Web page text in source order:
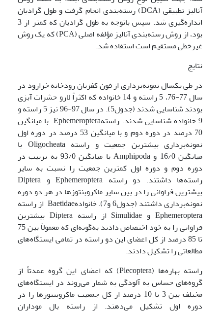
آنالیز تطبیقی (DCA) رسته‌بندی انجام گرفت و طول گرادیان
اندازه‌گیری شد. سپس باتوجه به طول گرادیان که کمتر از 3
بود، از روش رسته‌بندی آنالیز مؤلفه اصلی (PCA) که یک روش
غیرخطی مستقیم است استفاده شد.
نتایج
در طی یکسال نمونه‌برداری از فون کفزیان رودخانه خرارود در
سال 77-76، 5 راسته و 14 خانواده که اکثراً لارو حشرات آبزی
بودند شناسایی شدند (جدول5). در سال 97-96 نیز 5 راسته و
9 خانواده شناسایی شدند. راستهEphemeroptera با میانگین
70 درصد در دوره دوم و با میانگین 53 درصد در دوره اول
نمونه‌برداری بیشترین جمعیت و راسته Oligocheata با
میانگین 16/0 و Amphipoda با میانگین 93/0 به ترتیب در
دوره دوم و دوره اول کمترین جمعیت را نسبت به سایر
راسته‌ها داشتند. دو راسته Ephemeroptera و Diptera
بیشترین فراوانی را در بین سایر ماکروبنتوزها در هر دو دوره
نمونه‌برداری داشتند (جدول6 و7). خانوادهBaetidae از راسته
Ephemeroptera و Simulidae از راسته Diptera بیشترین
فراوانی را به خود اختصاص دادند به‌گونه‌ای که معمولاً بین 75
تا 85 درصد از کل اعضای این دو راسته در تمامی ایستگاه‌های
مطالعاتی را تشکیل دادند.
راسته بهاره‌ها (Plecoptera) که اعضای این گروه عمدتاً از
گروه‌های حساس به آلودگی به شمار می‌روند در ایستگاه‌های
مختلف بین 3 تا 10 درصد از کل جمعیت ماکروبنتوزها را در
دوره اول تشکیل می‌دهند. از راسته بال موداران